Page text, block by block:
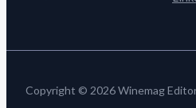
Copyright © 2026 Winemag